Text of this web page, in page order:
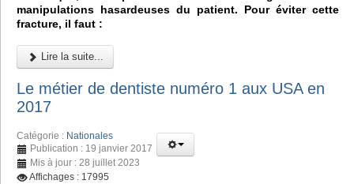
manipulations hasardeuses du patient. Pour éviter cette
fracture, il faut :
Lire la suite...
Le métier de dentiste numéro 1 aux USA en
2017
Catégorie : Nationales
Publication : 19 janvier 2017
Mis à jour : 28 juillet 2023
Affichages : 17995